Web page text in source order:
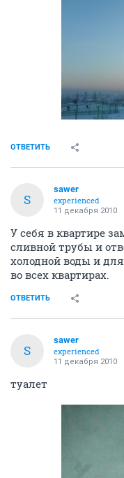
ОТВЕТИТЬ
S
sawer
experienced
11 декабря 2010
У себя в квартире
сливной трубы и
холодной воды и
во всех квартирах.
ОТВЕТИТЬ
S
sawer
experienced
11 декабря 2010
туалет